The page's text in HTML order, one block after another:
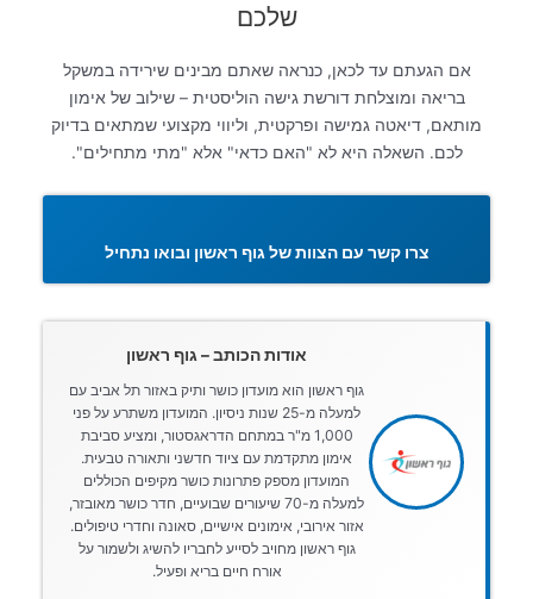
שלכם
אם הגעתם עד לכאן, כנראה שאתם מבינים שירידה במשקל
בריאה ומוצלחת דורשת גישה הוליסטית – שילוב של אימון
מותאם, דיאטה גמישה ופרקטית, וליווי מקצועי שמתאים בדיוק
לכם. השאלה היא לא "האם כדאי" אלא "מתי מתחילים".
צרו קשר עם הצוות של גוף ראשון ובואו נתחיל
אודות הכותב – גוף ראשון
גוף ראשון הוא מועדון כושר ותיק באזור תל אביב עם
למעלה מ-25 שנות ניסיון. המועדון משתרע על פני
1,000 מ"ר במתחם הדראגסטור, ומציע סביבת
אימון מתקדמת עם ציוד חדשני ותאורה טבעית.
המועדון מספק פתרונות כושר מקיפים הכוללים
למעלה מ-70 שיעורים שבועיים, חדר כושר מאובזר,
אזור אירובי, אימונים אישיים, סאונה וחדרי טיפולים.
גוף ראשון מחויב לסייע לחבריו להשיג ולשמור על
אורח חיים בריא ופעיל.